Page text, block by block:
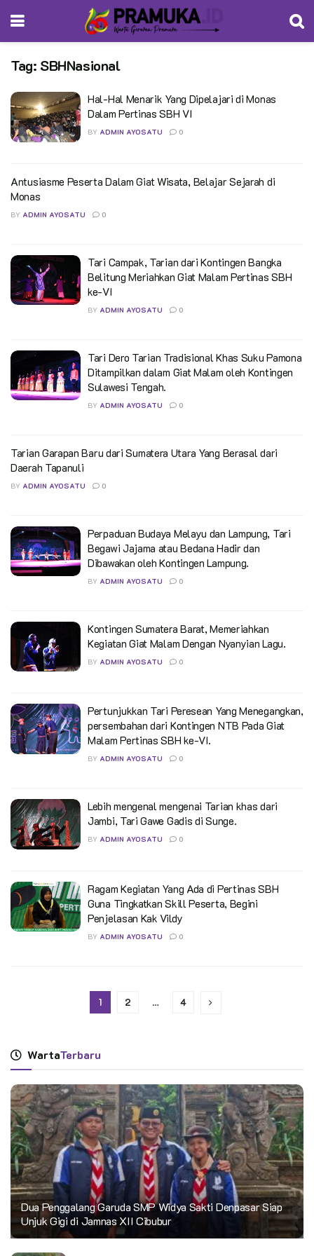
Tag: SBHNasional
Hal-Hal Menarik Yang Dipelajari di Monas
Dalam Pertinas SBH VI
BY ADMIN AYOSATU 0
Antusiasme Peserta Dalam Giat Wisata, Belajar Sejarah di
Monas
BY ADMIN AYOSATU 0
Tari Campak, Tarian dari Kontingen Bangka
Belitung Meriahkan Giat Malam Pertinas SBH
ke-VI
BY ADMIN AYOSATU 0
Tari Dero Tarian Tradisional Khas Suku Pamona
Ditampilkan dalam Giat Malam oleh Kontingen
Sulawesi Tengah.
BY ADMIN AYOSATU 0
Tarian Garapan Baru dari Sumatera Utara Yang Berasal dari
Daerah Tapanuli
BY ADMIN AYOSATU 0
Perpaduan Budaya Melayu dan Lampung, Tari
Begawi Jajama atau Bedana Hadir dan
Dibawakan oleh Kontingen Lampung.
BY ADMIN AYOSATU 0
Kontingen Sumatera Barat, Memeriahkan
Kegiatan Giat Malam Dengan Nyanyian Lagu.
BY ADMIN AYOSATU 0
Pertunjukkan Tari Peresean Yang Menegangkan,
persembahan dari Kontingen NTB Pada Giat
Malam Pertinas SBH ke-VI.
BY ADMIN AYOSATU 0
Lebih mengenal mengenai Tarian khas dari
Jambi, Tari Gawe Gadis di Sunge.
BY ADMIN AYOSATU 0
Ragam Kegiatan Yang Ada di Pertinas SBH
Guna Tingkatkan Skill Peserta, Begini
Penjelasan Kak Vildy
BY ADMIN AYOSATU 0
1 2 … 4
WartaTerbaru
Dua Penggalang Garuda SMP Widya Sakti Denpasar Siap
Unjuk Gigi di Jamnas XII Cibubur